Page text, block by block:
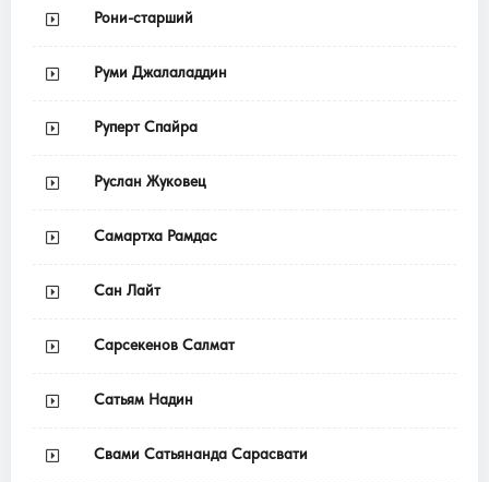
Рони-старший
Руми Джалаладдин
Руперт Спайра
Руслан Жуковец
Самартха Рамдас
Сан Лайт
Сарсекенов Салмат
Сатьям Надин
Свами Сатьянанда Сарасвати